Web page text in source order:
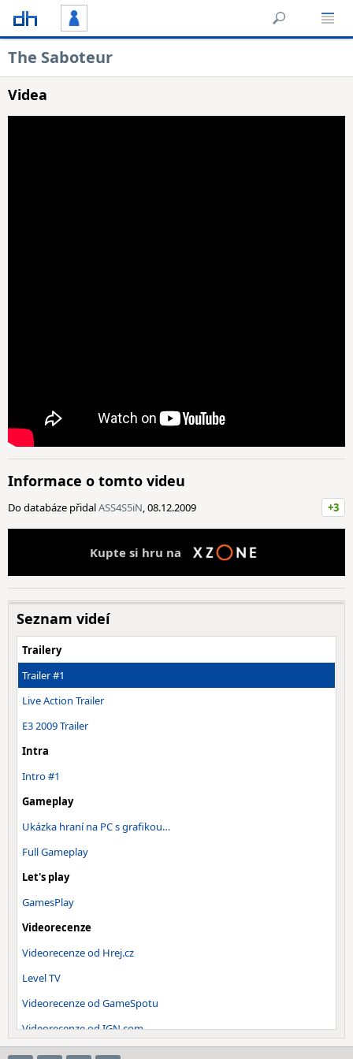
The Saboteur
Videa
Informace o tomto videu
Do databáze přidalASS4S5iN, 08.12.2009 +3
Kupte si hru na
Seznam videí
Trailery
Trailer #1
Live Action Trailer
E3 2009 Trailer
Intra
Intro #1
Gameplay
Ukázka hraní na PC s grafikou…
Full Gameplay
Let's play
GamesPlay
Videorecenze
Videorecenze od Hrej.cz
Level TV
Videorecenze od GameSpotu
Videorecenze od IGN.com
Videorecenze - Indian (CZ)